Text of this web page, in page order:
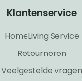
Klantenservice
HomeLiving Service
Retourneren
Veelgestelde vragen